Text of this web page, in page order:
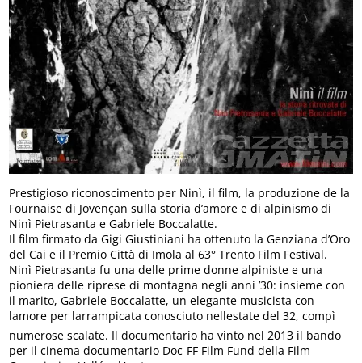
Prestigioso riconoscimento per Ninì, il film, la produzione de la
Fournaise di Jovençan sulla storia d’amore e di alpinismo di
Ninì Pietrasanta e Gabriele Boccalatte.
Il film firmato da Gigi Giustiniani ha ottenuto la Genziana d’Oro
del Cai e il Premio Città di Imola al 63° Trento Film Festival.
Ninì Pietrasanta fu una delle prime donne alpiniste e una
pioniera delle riprese di montagna negli anni ’30: insieme con
il marito, Gabriele Boccalatte, un elegante musicista con
lamore per larrampicata conosciuto nellestate del 32, compì
numerose scalate. Il documentario ha vinto nel 2013 il bando
per il cinema documentario Doc-FF Film Fund della Film